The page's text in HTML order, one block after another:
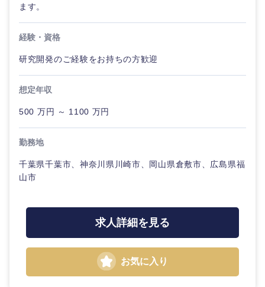
海外
ます。
経験・資格
研究開発のご経験をお持ちの方歓迎
想定年収
500 万円 ～ 1100 万円
勤務地
千葉県千葉市、神奈川県川崎市、岡山県倉敷市、広島県福
山市
求人詳細を見る
お気に入り